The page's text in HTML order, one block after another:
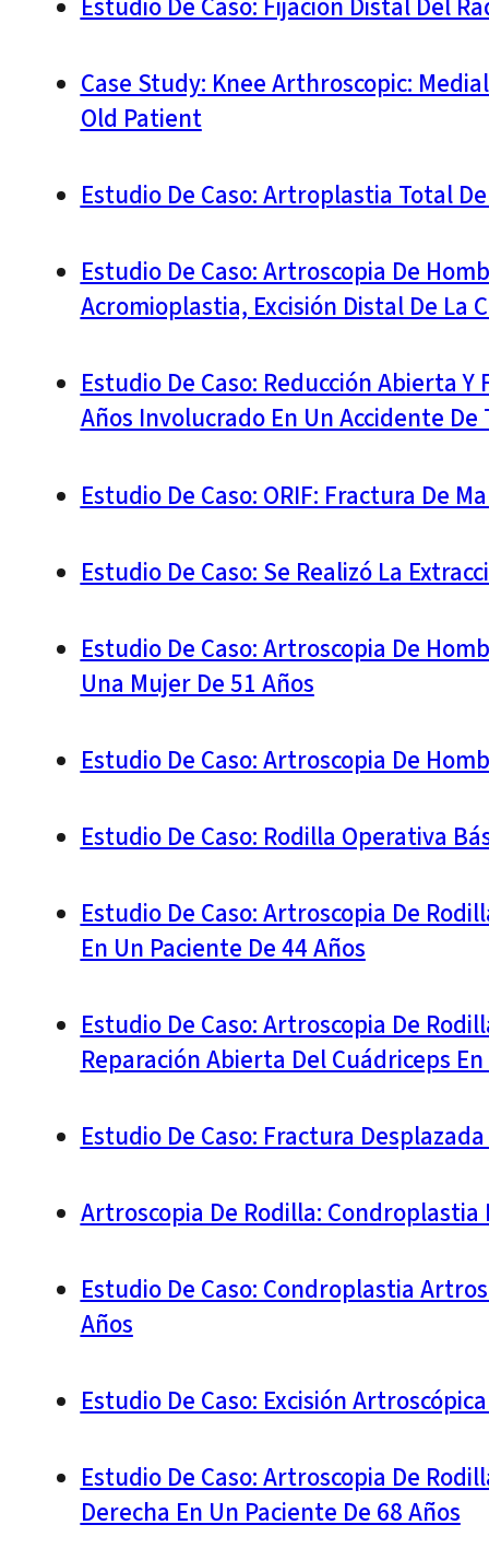
Estudio De Caso: Fijación Distal Del
Case Study: Knee Arthroscopic:
Old Patient
Estudio De Caso: Artroplastia Total
Estudio De Caso: Artroscopia De
Acromioplastia, Excisión Distal De La
Estudio De Caso: Reducción Abierta
Años Involucrado En Un Accidente De
Estudio De Caso: ORIF: Fractura De
Estudio De Caso: Se Realizó La
Estudio De Caso: Artroscopia De
Una Mujer De 51 Años
Estudio De Caso: Artroscopia De
Estudio De Caso: Rodilla Operativa
Estudio De Caso: Artroscopia De
En Un Paciente De 44 Años
Estudio De Caso: Artroscopia De
Reparación Abierta Del Cuádriceps
Estudio De Caso: Fractura
Artroscopia De Rodilla:
Estudio De Caso: Condroplastia
Años
Estudio De Caso: Excisión
Estudio De Caso: Artroscopia De
Derecha En Un Paciente De 68 Años